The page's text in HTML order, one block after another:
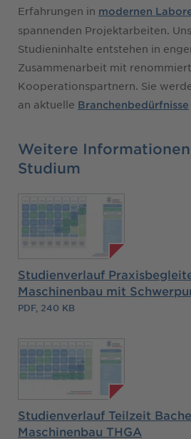
Erfahrungen in modernen
spannenden Projektarbeiten.
Studieninhalte entstehen in
Zusammenarbeit mit
Kooperationspartnern. Sie
an aktuelle Branchenbedürfnisse
Weitere
Studium
Studienverlauf
Maschinenbau mit
PDF, 240 KB
Studienverlauf Teilzeit
Maschinenbau THGA